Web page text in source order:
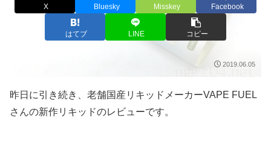
X Bluesky Misskey Facebook
はてブ LINE コピー
2019.06.05
昨日に引き続き、老舗国産リキッドメーカーVAPE FUEL
さんの新作リキッドのレビューです。